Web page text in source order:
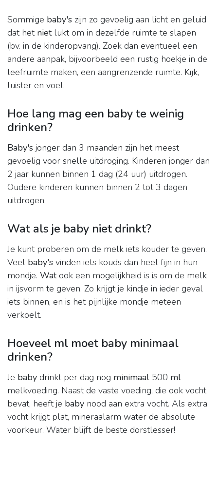
Sommige baby's zijn zo gevoelig aan licht en geluid
dat het nietlukt om in dezelfde ruimte te slapen
(bv. in de kinderopvang). Zoek dan eventueel een
andere aanpak, bijvoorbeeld een rustig hoekje in de
leefruimte maken, een aangrenzende ruimte. Kijk,
luister en voel.
Hoe lang mag een baby te weinig
drinken?
Baby's jonger dan 3 maanden zijn het meest
gevoelig voor snelle uitdroging. Kinderen jonger dan
2 jaar kunnen binnen 1 dag (24 uur) uitdrogen.
Oudere kinderen kunnen binnen 2 tot 3 dagen
uitdrogen.
Wat als je baby niet drinkt?
Je kunt proberen om de melk iets kouder te geven.
Veel baby's vinden iets kouds dan heel fijn in hun
mondje. Watook een mogelijkheid is is om de melk
in ijsvorm te geven. Zo krijgt je kindje in ieder geval
iets binnen, en is het pijnlijke mondje meteen
verkoelt.
Hoeveel ml moet baby minimaal
drinken?
Je baby drinkt per dag nog minimaal 500 ml
melkvoeding. Naast de vaste voeding, die ook vocht
bevat, heeft je baby nood aan extra vocht. Als extra
vocht krijgt plat, mineraalarm water de absolute
voorkeur. Water blijft de beste dorstlesser!